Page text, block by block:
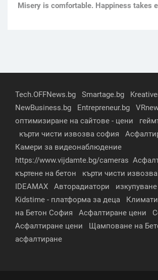
Мisery is comfortable. Happiness takes
Tech.OFFNews.bg Smartage.bg
NewBusiness.bg
Entrepreneur.bg
оптимизиране на сайтове - цени
кърти чисти извозва софия
Камери за видеонаблюдение
https://www.vijdamte.bg/cameras
къртене на бетон
кърти чисти
IDEAMAX
Авторадиатори
Kidstime - платформа за деца
на Бетон София
Асфалтиране цени
Асфалтиране цени
Щамповане на
асфалтиране